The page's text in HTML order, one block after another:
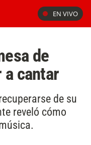
EN VIVO
de
a cantar
de su
reveló cómo